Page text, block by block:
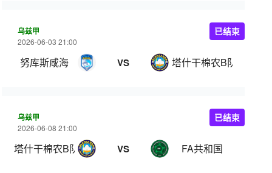
乌兹甲
2026-06-03 21:00
努库斯咸海 VS 塔什干棉农B队
已结束
乌兹甲
2026-06-08 21:00
塔什干棉农B队 VS FA共和国
已结束